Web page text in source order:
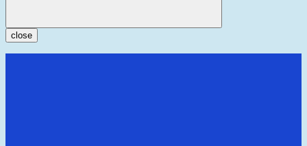
close